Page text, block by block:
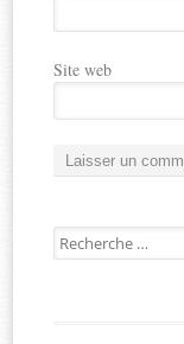
Site web
Recherche
pour: